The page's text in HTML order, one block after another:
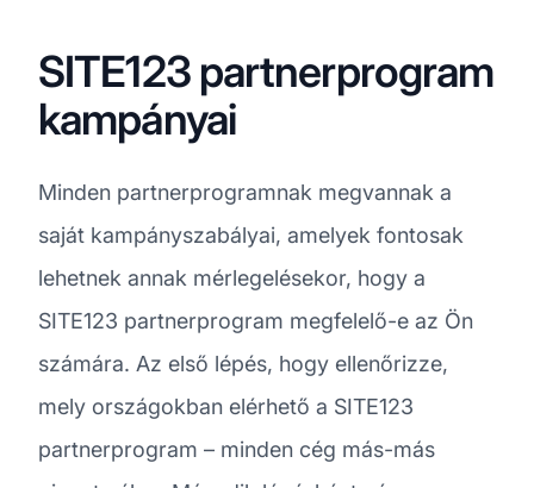
SITE123 partnerprogram
kampányai
Minden partnerprogramnak megvannak a
saját kampányszabályai, amelyek fontosak
lehetnek annak mérlegelésekor, hogy a
SITE123 partnerprogram megfelelő-e az Ön
számára. Az első lépés, hogy ellenőrizze,
mely országokban elérhető a SITE123
partnerprogram – minden cég más-más